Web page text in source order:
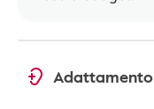
Adattamento